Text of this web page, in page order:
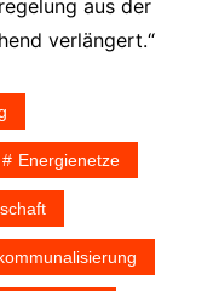
aus der
verlängert.“
Energienetze